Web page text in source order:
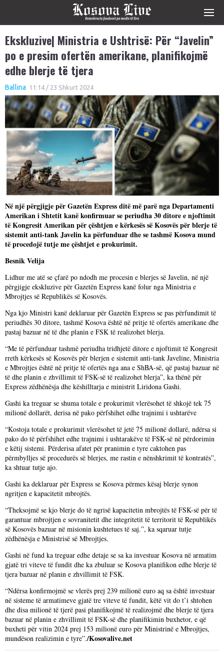
Ekskluzive| Ministria e Ushtrisë: Për “Javelin”
po e presim ofertën amerikane, planifikojmë
edhe blerje të tjera
Ballina 11:14 / 23 Shkurt 2024
Në një përgjigje për Gazetën Express ditë më parë nga Departamenti
Amerikan i Shtetit kanë konfirmuar se periudha 30 ditore e njoftimit
të Kongresit Amerikan për çështjen e kërkesës së Kosovës për blerje të
sistemit anti-tank Javelin ka përfunduar dhe se tashmë Kosova mund
të procedojë tutje me çështjet e prokurimit.
Besnik Velija
Lidhur me atë se çfarë po ndodh me procesin e blerjes së Javelin, në një
përgjigje ekskluzive për Gazetën Express kanë folur nga Ministria e
Mbrojtjes së Republikës së Kosovës.
Nga kjo Ministri kanë deklaruar për Gazetën Express se pas përfundimit të
periudhës 30 ditore, tashmë Kosova është në pritje të ofertës amerikane dhe
pastaj bazuar në të dhe planin e FSK të realizohet blerja.
“Me të përfunduar tashmë periudha tridhjetë ditore e njoftimit të Kongresit
rreth kërkesës së Kosovës për blerjen e sistemit anti-tank Javeline, Ministria
e Mbrojtjes është në pritje të ofertës nga ana e ShBA-së, që pastaj bazuar në
të dhe planin e zhvillimit të FSK-së të realizohet blerja”, ka thënë për
Express zëdhënësja dhe këshilltarja e ministrit Liridona Gashi.
Gashi ka treguar se shuma totale e prokurimit vlerësohet të shkojë tek 75
milionë dollarët, derisa në pako përfshihet edhe trajnimi i ushtarëve
“Kostoja totale e prokurimit vlerësohet të jetë 75 milionë dollarë, ndërsa si
pako do të përfshihet edhe trajnimi i ushtarakëve të FSK-së në përdorimin
e këtij sistemi. Përderisa afatet për pranimin e tyre caktohen pas
përmbylljes së procedurës së blerjes, me rastin e nënshkrimit të kontratës”,
ka shtuar tutje ajo.
Gashi ka deklaruar për Express se Kosova përmes kësaj blerje synon
ngritjen e kapacitetit mbrojtës.
“Theksojmë se kjo blerje do të ngrisë kapacitetin mbrojtës të FSK-së për të
garantuar mbrojtjen e sovranitetit dhe integritetit të territorit të Republikës
së Kosovës bazuar në misionin kushtetues të saj.”, ka sqaruar tutje
zëdhënësja e Ministrisë së Mbrojtjes.
Gashi në fund ka treguar edhe detaje se sa ka investuar Kosova në armatim
gjatë tri viteve të fundit dhe ka zbuluar se Kosova planifikon edhe blerje të
tjera bazuar në planin e zhvillimit të FSK.
“Ndërsa konfirmojmë se vlerës prej 239 milionë euro aq sa është investuar
në sisteme të armatimeve gjatë tre viteve të fundit, këtë vit do t’i shtohen
dhe disa milionë të tjerë pasi planifikojmë të realizojmë dhe blerje të tjera
bazuar në planin e zhvillimit të FSK-së dhe planifikimin buxhetor, e që
buxheti për vitin 2024 prej 153 milionë euro për Ministrinë e Mbrojtjes,
mundëson realizimin e tyre”./Kosovalive.net